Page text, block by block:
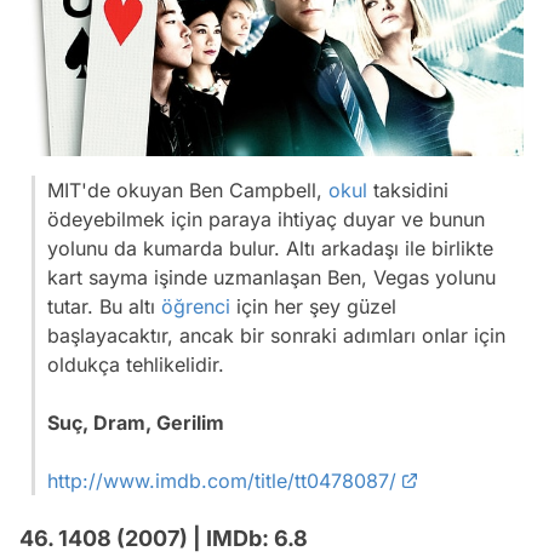
MIT'de okuyan Ben Campbell, okul taksidini
ödeyebilmek için paraya ihtiyaç duyar ve bunun
yolunu da kumarda bulur. Altı arkadaşı ile birlikte
kart sayma işinde uzmanlaşan Ben, Vegas yolunu
tutar. Bu altı öğrenci için her şey güzel
başlayacaktır, ancak bir sonraki adımları onlar için
oldukça tehlikelidir.
Suç, Dram, Gerilim
http://www.imdb.com/title/tt0478087/
46. 1408 (2007) | IMDb: 6.8